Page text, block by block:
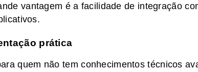
vantagem é a facilidade de integração
prática
quem não tem conhecimentos técnicos